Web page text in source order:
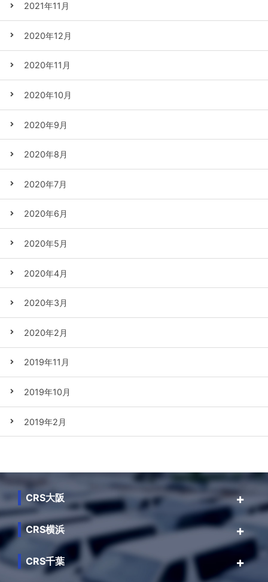
2021年11月
2020年12月
2020年11月
2020年10月
2020年9月
2020年8月
2020年7月
2020年6月
2020年5月
2020年4月
2020年3月
2020年2月
2019年11月
2019年10月
2019年2月
CRS大阪
CRS横浜
CRS千葉